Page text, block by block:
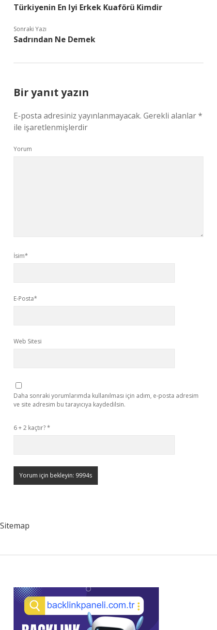
Türkiyenin En Iyi Erkek Kuaförü Kimdir
Sonraki Yazı
Sadrından Ne Demek
Bir yanıt yazın
E-posta adresiniz yayınlanmayacak. Gerekli alanlar*
ile işaretlenmişlerdir
Yorum
İsim*
E-Posta*
Web Sitesi
Daha sonraki yorumlarımda kullanılması için adım, e-posta adresim
ve site adresim bu tarayıcıya kaydedilsin.
6 + 2 kaçtır?*
Sitemap
Sidebar